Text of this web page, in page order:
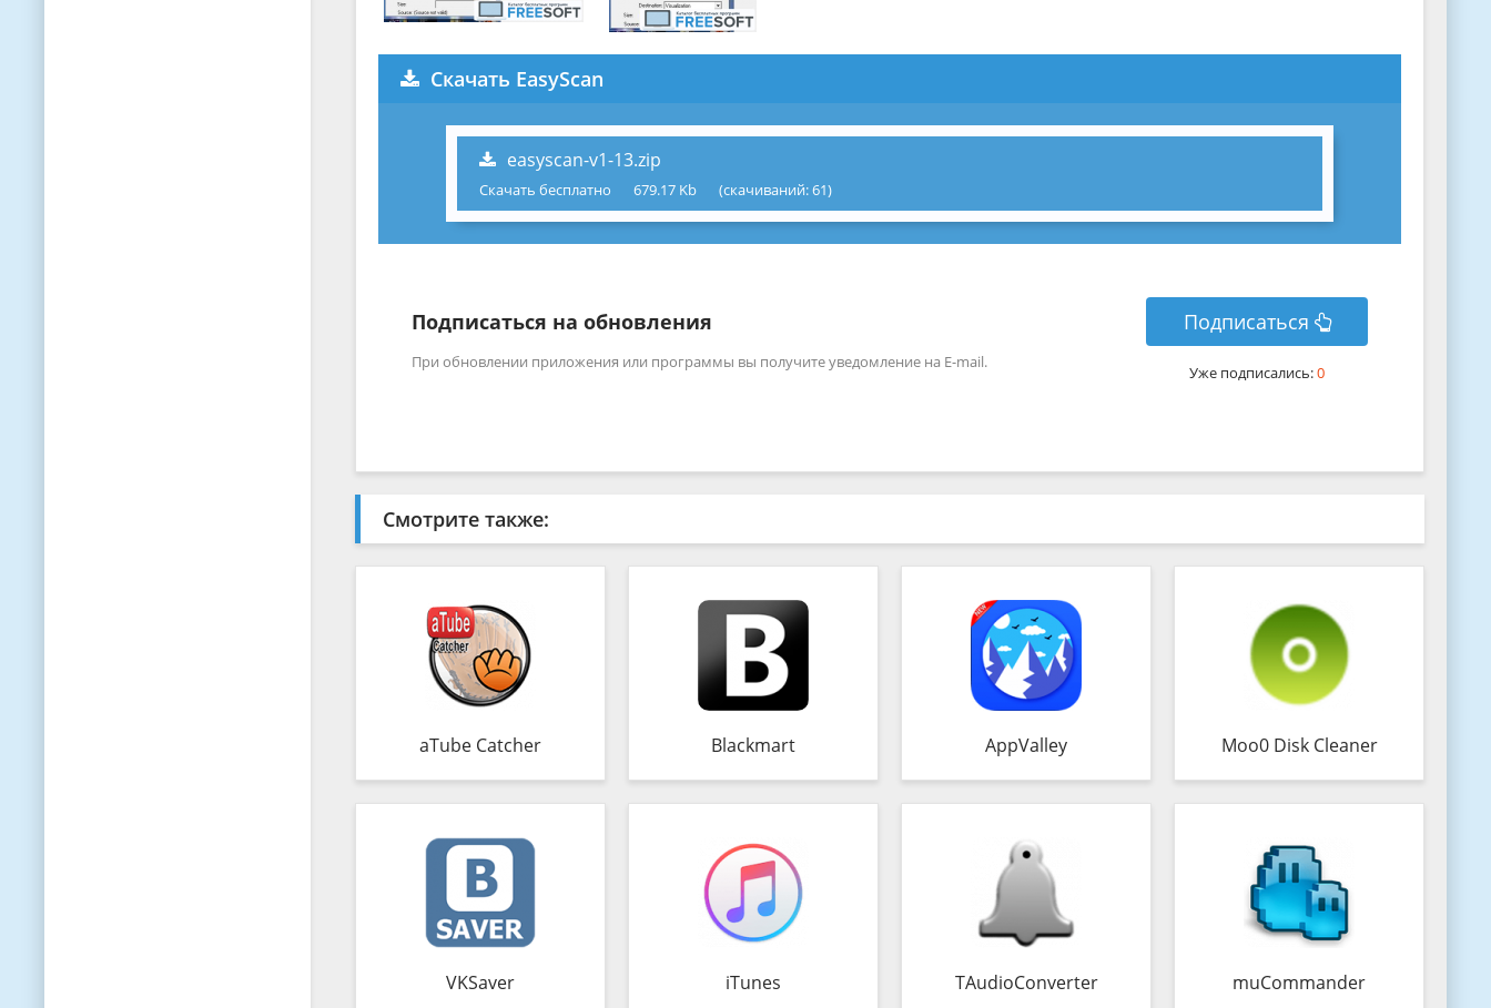
Скачать EasyScan
easyscan-v1-13.zip
Скачать бесплатно 679.17 Kb (cкачиваний: 61)
Подписаться на обновления
При обновлении приложения или программы вы получите уведомление на E-mail.
Подписаться
Уже подписались:0
Смотрите также:
aTube Catcher Blackmart AppValley Moo0 Disk Cleaner
VKSaver iTunes TAudioConverter muCommander